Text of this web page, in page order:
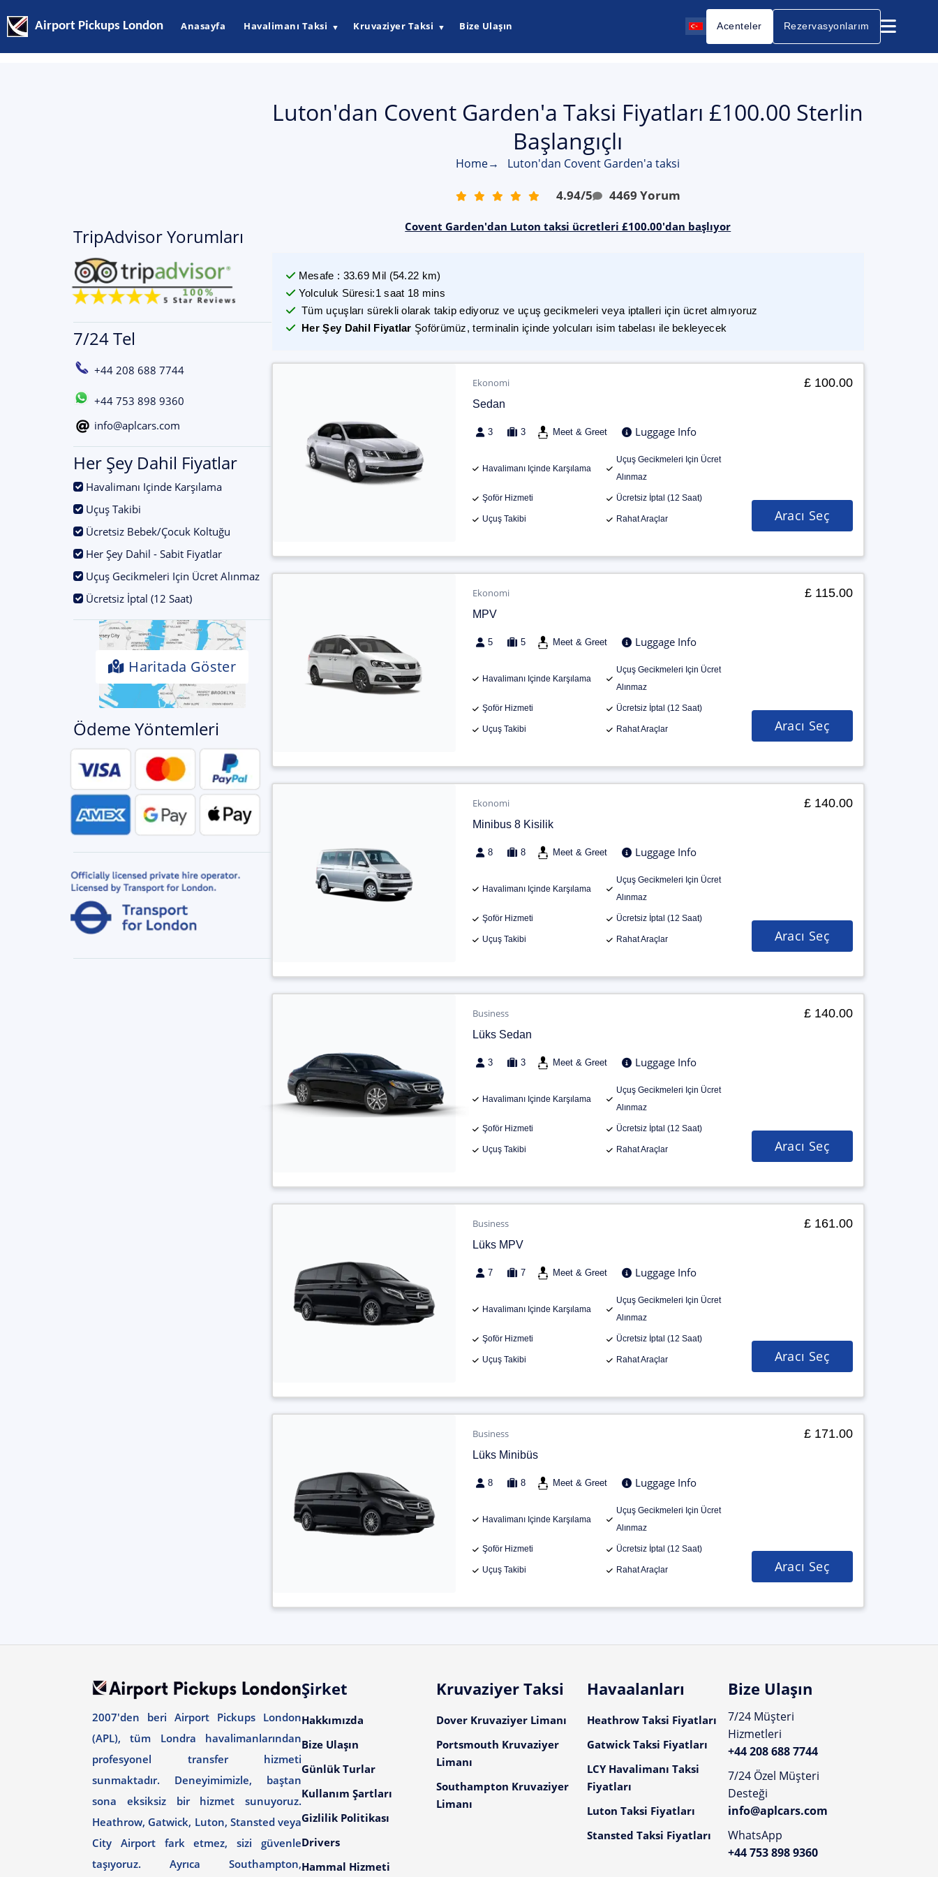
Airport Pickups London Anasayfa Havalimanı Taksi ▼ Kruvaziyer Taksi ▼ Bize Ulaşın Acenteler Rezervasyonlarım
TripAdvisor Yorumları
7/24 Tel
+44 208 688 7744
+44 753 898 9360
info@aplcars.com
Her Şey Dahil Fiyatlar
Havalimanı Içinde Karşılama
Uçuş Takibi
Ücretsiz Bebek/Çocuk Koltuğu
Her Şey Dahil - Sabit Fiyatlar
Uçuş Gecikmeleri Için Ücret Alınmaz
Ücretsiz İptal (12 Saat)
Haritada Göster
Ödeme Yöntemleri
Luton'dan Covent Garden'a Taksi Fiyatları £100.00 Sterlin
Başlangıçlı
Home→ Luton'dan Covent Garden'a taksi
4.94/5 4469 Yorum
Covent Garden'dan Luton taksi ücretleri £100.00'dan başlıyor
Mesafe : 33.69 Mil (54.22 km)
Yolculuk Süresi:1 saat 18 mins
Tüm uçuşları sürekli olarak takip ediyoruz ve uçuş gecikmeleri veya iptalleri için ücret almıyoruz
Her Şey Dahil Fiyatlar Şoförümüz, terminalin içinde yolcuları isim tabelası ile bekleyecek
Ekonomi
Sedan
3 3 Meet & Greet Luggage Info
Havalimanı Içinde Karşılama
Uçuş Gecikmeleri Için Ücret
Alınmaz
Şoför Hizmeti Ücretsiz İptal (12 Saat)
Uçuş Takibi Rahat Araçlar
£ 100.00
Aracı Seç
Ekonomi
MPV
5 5 Meet & Greet Luggage Info
Havalimanı Içinde Karşılama
Uçuş Gecikmeleri Için Ücret
Alınmaz
Şoför Hizmeti Ücretsiz İptal (12 Saat)
Uçuş Takibi Rahat Araçlar
£ 115.00
Aracı Seç
Ekonomi
Minibus 8 Kisilik
8 8 Meet & Greet Luggage Info
Havalimanı Içinde Karşılama
Uçuş Gecikmeleri Için Ücret
Alınmaz
Şoför Hizmeti Ücretsiz İptal (12 Saat)
Uçuş Takibi Rahat Araçlar
£ 140.00
Aracı Seç
Business
Lüks Sedan
3 3 Meet & Greet Luggage Info
Havalimanı Içinde Karşılama
Uçuş Gecikmeleri Için Ücret
Alınmaz
Şoför Hizmeti Ücretsiz İptal (12 Saat)
Uçuş Takibi Rahat Araçlar
£ 140.00
Aracı Seç
Business
Lüks MPV
7 7 Meet & Greet Luggage Info
Havalimanı Içinde Karşılama
Uçuş Gecikmeleri Için Ücret
Alınmaz
Şoför Hizmeti Ücretsiz İptal (12 Saat)
Uçuş Takibi Rahat Araçlar
£ 161.00
Aracı Seç
Business
Lüks Minibüs
8 8 Meet & Greet Luggage Info
Havalimanı Içinde Karşılama
Uçuş Gecikmeleri Için Ücret
Alınmaz
Şoför Hizmeti Ücretsiz İptal (12 Saat)
Uçuş Takibi Rahat Araçlar
£ 171.00
Aracı Seç
2007'den beri Airport Pickups London
(APL), tüm Londra havalimanlarından
profesyonel transfer hizmeti
sunmaktadır. Deneyimimizle, baştan
sona eksiksiz bir hizmet sunuyoruz.
Heathrow, Gatwick, Luton, Stansted veya
City Airport fark etmez, sizi güvenle
taşıyoruz. Ayrıca Southampton,
Şirket
Hakkımızda
Bize Ulaşın
Günlük Turlar
Kullanım Şartları
Gizlilik Politikası
Drivers
Hammal Hizmeti
Kruvaziyer Taksi
Dover Kruvaziyer Limanı
Portsmouth Kruvaziyer
Limanı
Southampton Kruvaziyer
Limanı
Havaalanları
Heathrow Taksi Fiyatları
Gatwick Taksi Fiyatları
LCY Havalimanı Taksi
Fiyatları
Luton Taksi Fiyatları
Stansted Taksi Fiyatları
Bize Ulaşın
7/24 Müşteri
Hizmetleri
+44 208 688 7744
7/24 Özel Müşteri
Desteği
info@aplcars.com
WhatsApp
+44 753 898 9360